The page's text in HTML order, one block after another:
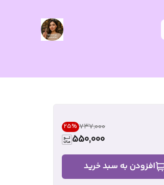
۷۳۷٬۰۰۰ 25%
550,000
افزودن به سبد خرید